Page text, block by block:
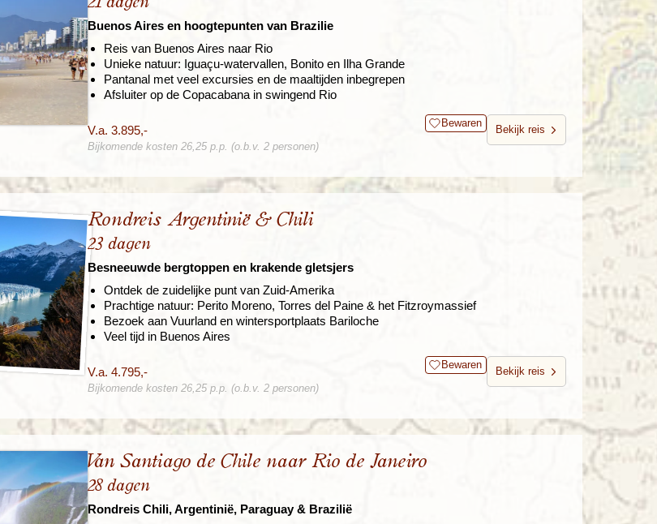
Buenos Aires en hoogtepunten van Brazilie
Reis van Buenos Aires naar Rio
Unieke natuur: Iguaçu-watervallen, Bonito en Ilha Grande
Pantanal met veel excursies en de maaltijden inbegrepen
Afsluiter op de Copacabana in swingend Rio
V.a. 3.895,- Bewaren
Bekijk reis
Bijkomende kosten 26,25 p.p. (o.b.v. 2 personen)
Rondreis Argentinië & Chili
23 dagen
Besneeuwde bergtoppen en krakende gletsjers
Ontdek de zuidelijke punt van Zuid-Amerika
Prachtige natuur: Perito Moreno, Torres del Paine & het Fitzroymassief
Bezoek aan Vuurland en wintersportplaats Bariloche
Veel tijd in Buenos Aires
V.a. 4.795,- Bewaren
Bekijk reis
Bijkomende kosten 26,25 p.p. (o.b.v. 2 personen)
Van Santiago de Chile naar Rio de Janeiro
28 dagen
Rondreis Chili, Argentinië, Paraguay & Brazilië